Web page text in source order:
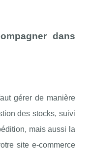
dans
gérer de manière
des stocks, suivi
mais aussi la
site e-commerce